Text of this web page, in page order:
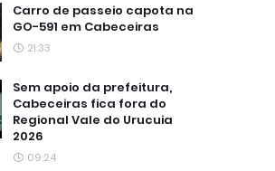
Carro de passeio capota na
GO-591 em Cabeceiras
21:33
Sem apoio da prefeitura,
Cabeceiras fica fora do
Regional Vale do Urucuia
2026
09:24